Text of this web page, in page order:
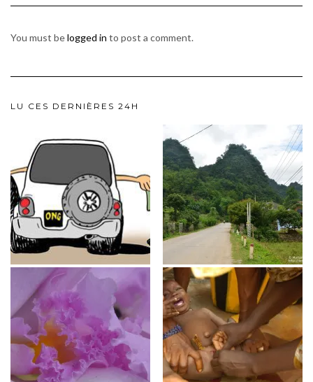
You must belogged in to post a comment.
LU CES DERNIÈRES 24H